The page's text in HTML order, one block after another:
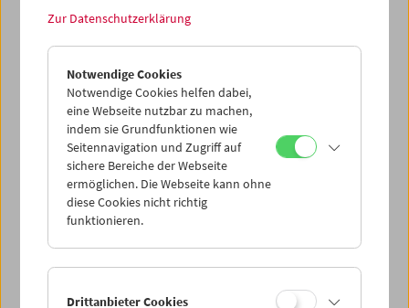
Seite archiviert, verschoben oder umbenannt.
Vielleicht können Sie den von Ihnen gewünschten Inhalt
über unsere Startseite finden:
www.filmmuseum.at
Share on
Spielplan
Zur Datenschutzerklärung
Notwendige Cookies
Notwendige Cookies helfen dabei,
eine Webseite nutzbar zu machen,
indem sie Grundfunktionen wie
Seitennavigation und Zugriff auf
sichere Bereiche der Webseite
ermöglichen. Die Webseite kann ohne
diese Cookies nicht richtig
funktionieren.
Drittanbieter Cookies